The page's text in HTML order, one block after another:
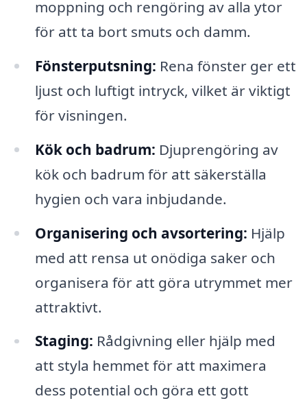
moppning och rengöring av alla ytor
för att ta bort smuts och damm.
Fönsterputsning: Rena fönster ger ett
ljust och luftigt intryck, vilket är viktigt
för visningen.
Kök och badrum: Djuprengöring av
kök och badrum för att säkerställa
hygien och vara inbjudande.
Organisering och avsortering: Hjälp
med att rensa ut onödiga saker och
organisera för att göra utrymmet mer
attraktivt.
Staging: Rådgivning eller hjälp med
att styla hemmet för att maximera
dess potential och göra ett gott